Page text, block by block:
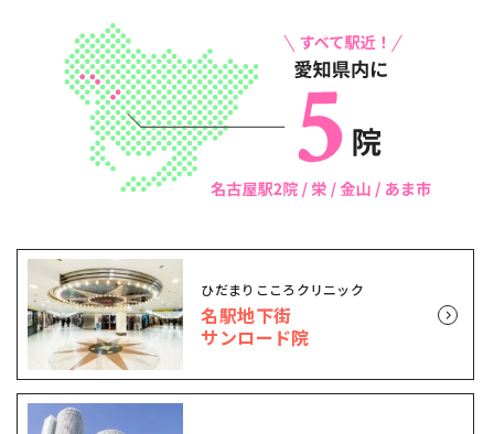
ひだまりこころクリニック
名駅地下街
サンロード院